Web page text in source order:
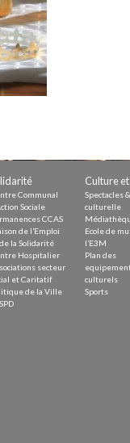
durable
Communal
Sociale
CCAS
de l’Emploi
la Solidarité
Hospitalier
secteur
et Caritatif
de la Ville
Culture
Spectacles
culturelle
Ecole de
l’E3M
Plan des
culturels
Sports